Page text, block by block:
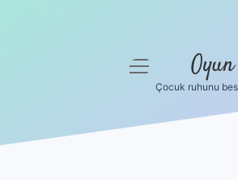
menüyü
Çocuk ruhunu